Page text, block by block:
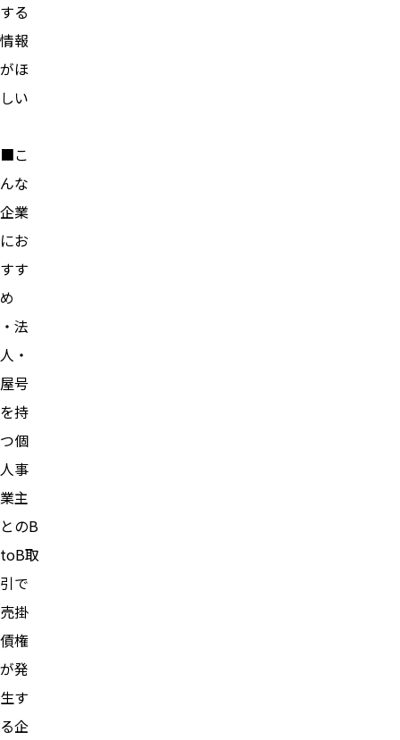
する
情報
がほ
しい
■こ
んな
企業
にお
すす
め
・法
人・
屋号
を持
つ個
人事
業主
とのB
toB取
引で
売掛
債権
が発
生す
る企